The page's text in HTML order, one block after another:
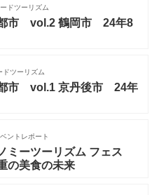
ドツーリズム
都市 vol.2 鶴岡市 24年8
ドツーリズム
都市 vol.1 京丹後市 24年
ントレポート
ミーツーリズム フェス
の美食の未来